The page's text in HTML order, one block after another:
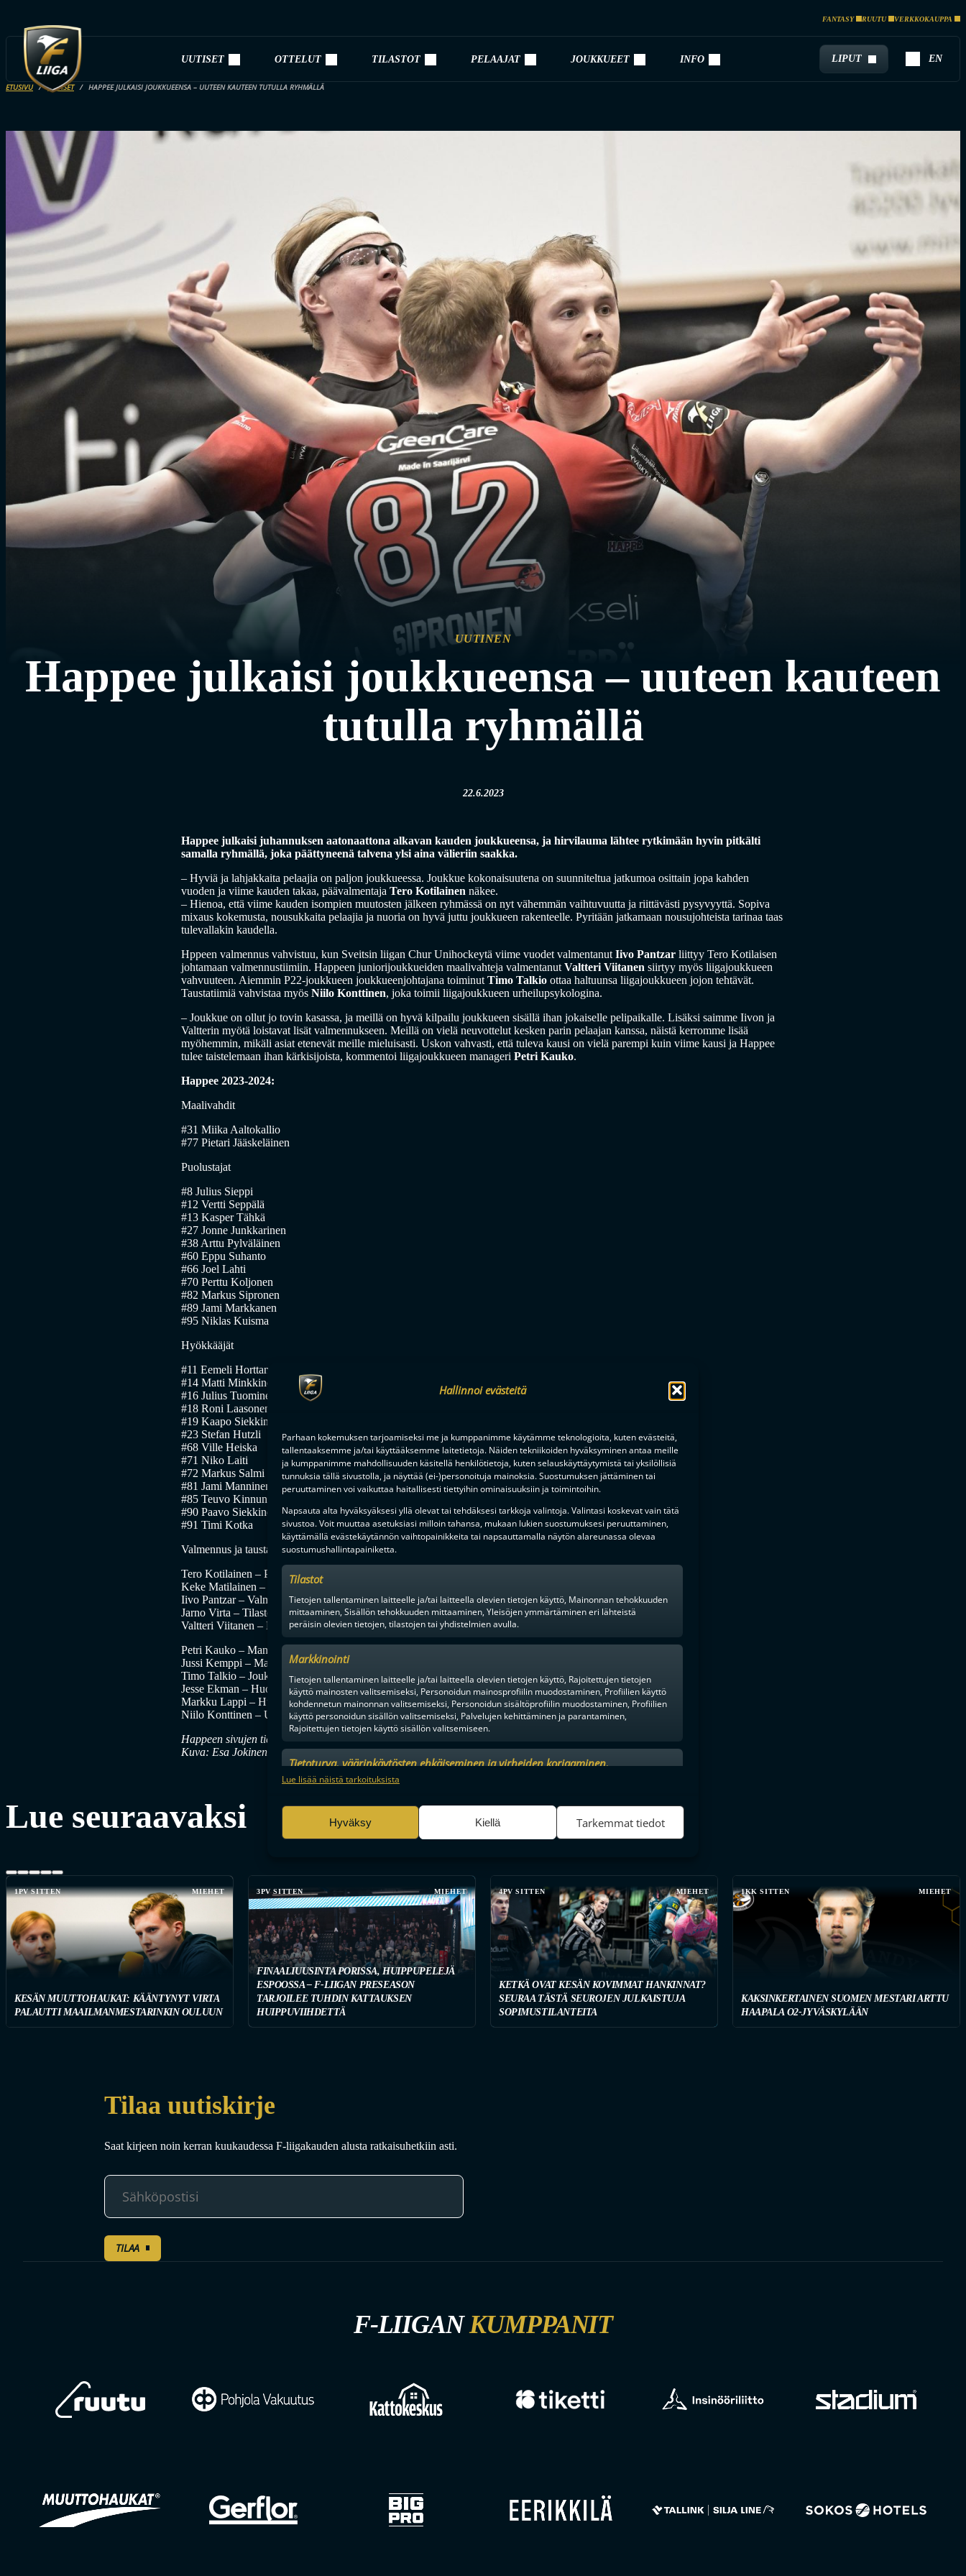
Hallinnoi evästeitä
Parhaan kokemuksen tarjoamiseksi me ja kumppanimme käytämme teknologioita, kuten evästeitä,
tallentaaksemme ja/tai käyttääksemme laitetietoja. Näiden tekniikoiden hyväksyminen antaa meille
ja kumppanimme mahdollisuuden käsitellä henkilötietoja, kuten selauskäyttäytymistä tai yksilöllisiä
tunnuksia tällä sivustolla, ja näyttää (ei-)personoituja mainoksia. Suostumuksen jättäminen tai
peruuttaminen voi vaikuttaa haitallisesti tiettyihin ominaisuuksiin ja toimintoihin.
Napsauta alta hyväksyäksesi yllä olevat tai tehdäksesi tarkkoja valintoja. Valintasi koskevat vain tätä
sivustoa. Voit muuttaa asetuksiasi milloin tahansa, mukaan lukien suostumuksesi peruuttaminen,
käyttämällä evästekäytännön vaihtopainikkeita tai napsauttamalla näytön alareunassa olevaa
suostumushallintapainiketta.
Tilastot
Tietojen tallentaminen laitteelle ja/tai laitteella olevien tietojen käyttö, Mainonnan tehokkuuden
mittaaminen, Sisällön tehokkuuden mittaaminen, Yleisöjen ymmärtäminen eri lähteistä
peräisin olevien tietojen, tilastojen tai yhdistelmien avulla.
Markkinointi
Tietojen tallentaminen laitteelle ja/tai laitteella olevien tietojen käyttö, Rajoitettujen tietojen
käyttö mainosten valitsemiseksi, Personoidun mainosprofiilin muodostaminen, Profiilien käyttö
kohdennetun mainonnan valitsemiseksi, Personoidun sisältöprofiilin muodostaminen, Profiilien
käyttö personoidun sisällön valitsemiseksi, Palvelujen kehittäminen ja parantaminen,
Rajoitettujen tietojen käyttö sisällön valitsemiseen.
Tietoturva, väärinkäytösten ehkäiseminen ja virheiden korjaaminen,
Mainonnan ja sisällön tekninen jakelu, Tallenna ja ilmaise
Lue lisää näistä tarkoituksista
Hyväksy Kiellä Tarkemmat tiedot
FANTASY RUUTU VERKKOKAUPPA
UUTISET OTTELUT TILASTOT PELAAJAT JOUKKUEET INFO LIPUT EN
ETUSIVU UUTISET HAPPEE JULKAISI JOUKKUEENSA – UUTEEN KAUTEEN TUTULLA RYHMÄLLÄ
UUTINEN
Happee julkaisi joukkueensa – uuteen kauteen
tutulla ryhmällä
22.6.2023
Happee julkaisi juhannuksen aatonaattona alkavan kauden joukkueensa, ja hirvilauma lähtee rytkimään hyvin pitkälti
samalla ryhmällä, joka päättyneenä talvena ylsi aina välieriin saakka.
– Hyviä ja lahjakkaita pelaajia on paljon joukkueessa. Joukkue kokonaisuutena on suunniteltua jatkumoa osittain jopa kahden
vuoden ja viime kauden takaa, päävalmentaja Tero Kotilainen näkee.
– Hienoa, että viime kauden isompien muutosten jälkeen ryhmässä on nyt vähemmän vaihtuvuutta ja riittävästi pysyvyyttä. Sopiva
mixaus kokemusta, nousukkaita pelaajia ja nuoria on hyvä juttu joukkueen rakenteelle. Pyritään jatkamaan nousujohteista tarinaa taas
tulevallakin kaudella.
Hppeen valmennus vahvistuu, kun Sveitsin liigan Chur Unihockeytä viime vuodet valmentanut Iivo Pantzar liittyy Tero Kotilaisen
johtamaan valmennustiimiin. Happeen juniorijoukkueiden maalivahteja valmentanut Valtteri Viitanen siirtyy myös liigajoukkueen
vahvuuteen. Aiemmin P22-joukkueen joukkueenjohtajana toiminut Timo Talkio ottaa haltuunsa liigajoukkueen jojon tehtävät.
Taustatiimiä vahvistaa myös Niilo Konttinen, joka toimii liigajoukkueen urheilupsykologina.
– Joukkue on ollut jo tovin kasassa, ja meillä on hyvä kilpailu joukkueen sisällä ihan jokaiselle pelipaikalle. Lisäksi saimme Iivon ja
Valtterin myötä loistavat lisät valmennukseen. Meillä on vielä neuvottelut kesken parin pelaajan kanssa, näistä kerromme lisää
myöhemmin, mikäli asiat etenevät meille mieluisasti. Uskon vahvasti, että tuleva kausi on vielä parempi kuin viime kausi ja Happee
tulee taistelemaan ihan kärkisijoista, kommentoi liigajoukkueen manageri Petri Kauko.
Happee 2023-2024:
Maalivahdit
#31 Miika Aaltokallio
#77 Pietari Jääskeläinen
Puolustajat
#8 Julius Sieppi
#12 Vertti Seppälä
#13 Kasper Tähkä
#27 Jonne Junkkarinen
#38 Arttu Pylväläinen
#60 Eppu Suhanto
#66 Joel Lahti
#70 Perttu Koljonen
#82 Markus Sipronen
#89 Jami Markkanen
#95 Niklas Kuisma
Hyökkääjät
#11 Eemeli Horttanainen
#14 Matti Minkkinen
#16 Julius Tuominen
#18 Roni Laasonen
#19 Kaapo Siekkinen
#23 Stefan Hutzli
#68 Ville Heiska
#71 Niko Laiti
#72 Markus Salmi
#81 Jami Manninen
#85 Teuvo Kinnunen
#90 Paavo Siekkinen (P22)
#91 Timi Kotka
Valmennus ja taustat
Tero Kotilainen – Päävalmentaja
Keke Matilainen – Valmentaja
Iivo Pantzar – Valmentaja
Jarno Virta – Tilastovalmentaja
Valtteri Viitanen – Maalivahtivalmentaja
Petri Kauko – Manageri
Jussi Kemppi – Markkinointi
Timo Talkio – Joukkueenjohtaja
Jesse Ekman – Huoltopäällikkö
Markku Lappi – Huoltaja
Niilo Konttinen – Urheilupsykologi
Happeen sivujen tiedotteesta
Kuva: Esa Jokinen
Lue seuraavaksi
1PV SITTEN MIEHET
KESÄN MUUTTOHAUKAT: KÄÄNTYNYT VIRTA
PALAUTTI MAAILMANMESTARINKIN OULUUN
3PV SITTEN MIEHET
FINAALIUUSINTA PORISSA, HUIPPUPELEJÄ
ESPOOSSA – F-LIIGAN PRESEASON
TARJOILEE TUHDIN KATTAUKSEN
HUIPPUVIIHDETTÄ
4PV SITTEN MIEHET
KETKÄ OVAT KESÄN KOVIMMAT HANKINNAT?
SEURAA TÄSTÄ SEUROJEN JULKAISTUJA
SOPIMUSTILANTEITA
1KK SITTEN MIEHET
KAKSINKERTAINEN SUOMEN MESTARI ARTTU
HAAPALA O2-JYVÄSKYLÄÄN
Tilaa uutiskirje
Saat kirjeen noin kerran kuukaudessa F-liigakauden alusta ratkaisuhetkiin asti.
TILAA
F-LIIGANKUMPPANIT